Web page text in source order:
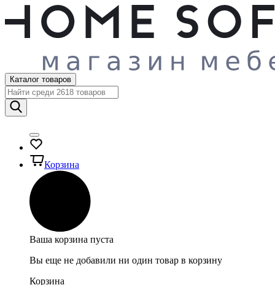
Каталог товаров
Корзина
Ваша корзина пуста
Вы еще не добавили ни один товар в корзину
Корзина